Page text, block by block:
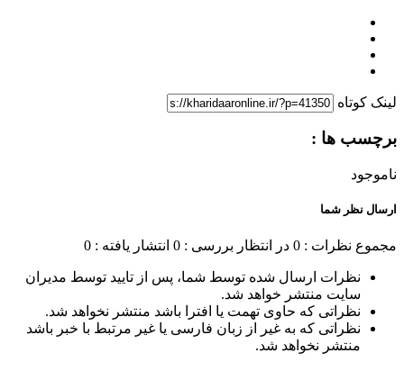
لینک کوتاه
برچسب ها :
ناموجود
ارسال نظر شما
مجموع نظرات : 0 در انتظار بررسی : 0 انتشار یافته : 0
نظرات ارسال شده توسط شما، پس از تایید توسط مدیران
سایت منتشر خواهد شد.
نظراتی که حاوی تهمت یا افترا باشد منتشر نخواهد شد.
نظراتی که به غیر از زبان فارسی یا غیر مرتبط با خبر باشد
منتشر نخواهد شد.